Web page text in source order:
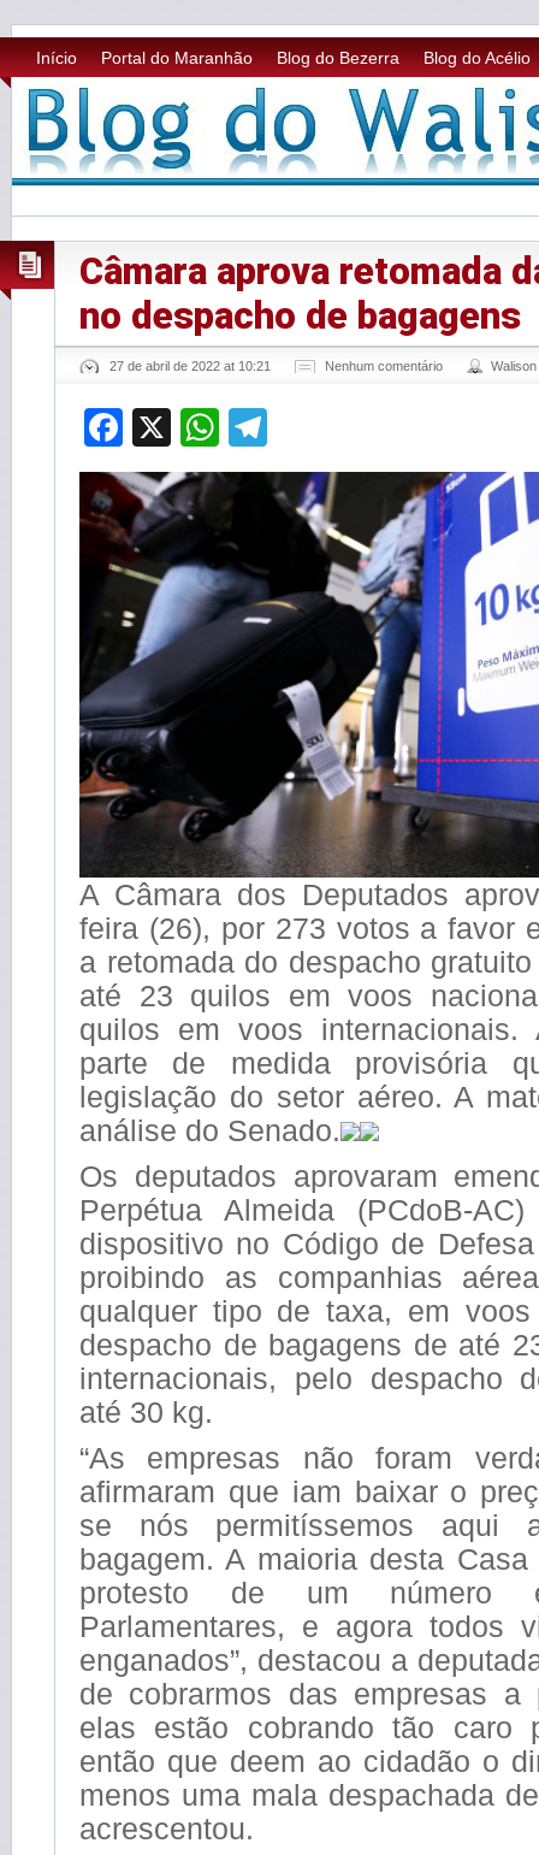
Início Portal do Maranhão Blog do Bezerra Blog do Acélio
Câmara aprova retomada
no despacho de bagagens
27 de abril de 2022 at 10:21 Nenhum comentário
Facebook
X WhatsApp
A Câmara dos Deputados
feira (26), por 273 votos a favor
a retomada do despacho
até 23 quilos em voos
quilos em voos internacionais.
parte de medida provisória
legislação do setor aéreo. A
análise do Senado.
Os deputados aprovaram
Perpétua Almeida (PCdoB-
dispositivo no Código de
proibindo as companhias
qualquer tipo de taxa, em
despacho de bagagens de até
internacionais, pelo despacho
até 30 kg.
“As empresas não foram
afirmaram que iam baixar o
se nós permitíssemos aqui
bagagem. A maioria desta
protesto de um número
Parlamentares, e agora todos
enganados”, destacou a
de cobrarmos das empresas a
elas estão cobrando tão caro
então que deem ao cidadão o
menos uma mala despachada
acrescentou.